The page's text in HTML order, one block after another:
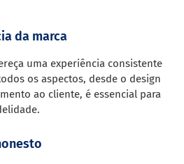
da marca
uma experiência consistente
os aspectos, desde o design
ao cliente, é essencial para